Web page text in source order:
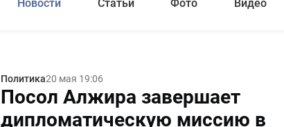
Новости Статьи Фото Видео
Политика20 мая 19:06
Посол Алжира завершает
дипломатическую миссию в